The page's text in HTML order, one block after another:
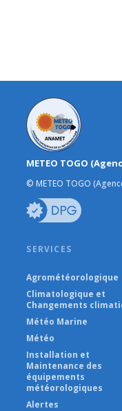
METEO TOGO
© METEO TOGO
SERVICES
Agrométéorologique
Climatologique et
Changements
Météo Marine
Météo
Installation et
Maintenance des
équipements
météorologiques
Alertes